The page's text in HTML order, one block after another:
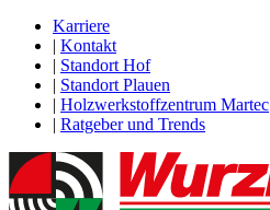
Karriere
| Kontakt
| Standort Hof
| Standort Plauen
| Holzwerkstoffzentrum Martec
| Ratgeber und Trends